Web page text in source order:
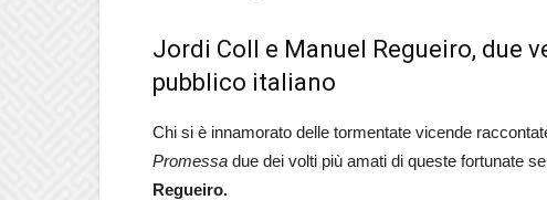
Jordi Coll e Manuel Regueiro, due
pubblico italiano
Chi si è innamorato delle tormentate vicende
Promessa due dei volti più amati di queste fortunate
Regueiro.